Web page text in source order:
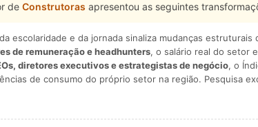
de Construtoras apresentou as seguintes
escolaridade e da jornada sinaliza mudanças estruturais
de remuneração e headhunters, o salário real do setor
diretores executivos e estrategistas de negócio, o
de consumo do próprio setor na região. Pesquisa